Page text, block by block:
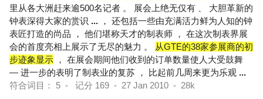
里从各大洲赶来逾500名记者 。 展会上绝无仅有 、 大胆革新的
钟表深得大家的赏识 ... ， 还包括一些由充满活力鲜为人知的钟
表匠打造的尚品 ， 他们堪称天才的制表师 ， 在这次制表界展
会的首度亮相上展示了无尽的魅力 。
从GTE的38家参展商的初
步迹象显示 ， 在展会期间他们收到的订单数量使人大受鼓舞
— 进一步的表明了制表业的复苏 ， 比起前几周来更为乐观 ...
符合词目： 5 - 记分 169 - 27 Jan 2010 - 28k